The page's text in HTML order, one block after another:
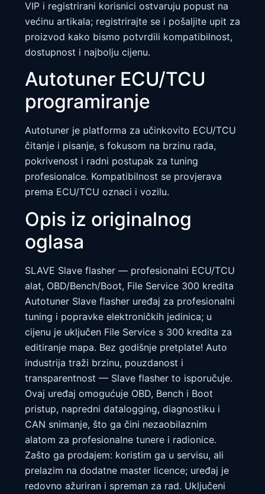
VIP i registrirani korisnici ostvaruju popust na
većinu artikala; registrirajte se i pošaljite upit za
proizvod kako bismo potvrdili kompatibilnost,
dostupnost i najbolju cijenu.
Autotuner ECU/TCU
programiranje
Autotuner je platforma za učinkovito ECU/TCU
čitanje i pisanje, s fokusom na brzinu rada,
pokrivenost i radni postupak za tuning
profesionalce. Kompatibilnost se provjerava
prema ECU/TCU oznaci i vozilu.
Opis iz originalnog
oglasa
SLAVE Slave flasher — profesionalni ECU/TCU
alat, OBD/Bench/Boot, File Service 300 kredita
Autotuner Slave flasher uređaj za profesionalni
tuning i popravke elektroničkih jedinica; u
cijenu je uključen File Service s 300 kredita za
editiranje mapa. Bez godišnje pretplate! Auto
industrija traži brzinu, pouzdanost i
transparentnost — Slave flasher to isporučuje.
Ovaj uređaj omogućuje OBD, Bench i Boot
pristup, napredni datalogging, diagnostiku i
CAN snimanje, što ga čini nezaobilaznim
alatom za profesionalne tunere i radionice.
Zašto ga prodajem: koristim ga u servisu, ali
prelazim na dodatne master licence; uređaj je
redovno ažuriran i spreman za rad. Uključeni